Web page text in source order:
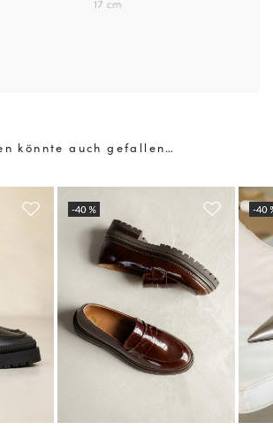
könnte auch gefallen…